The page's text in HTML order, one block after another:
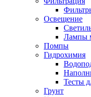
Освещение
Лампы
Помпы
Гидрохимия
Тесты
Грунт